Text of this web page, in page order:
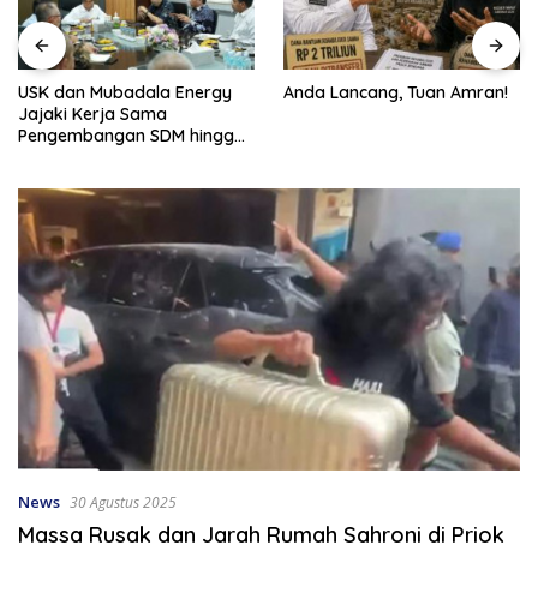
USK dan Mubadala Energy
Jajaki Kerja Sama
Pengembangan SDM hingga
Anda Lancang, Tuan Amran!
News 30 Agustus 2025
Massa Rusak dan Jarah Rumah Sahroni di Priok